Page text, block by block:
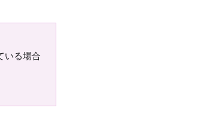
いる場合